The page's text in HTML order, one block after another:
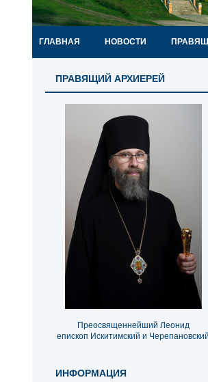
ГЛАВНАЯ НОВОСТИ
ПРАВЯЩИЙ АРХИЕРЕЙ
Преосвященнейший Леонид
епископ Искитимский и Черепановский
ИНФОРМАЦИЯ